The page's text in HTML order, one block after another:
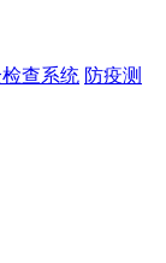
查系统 防疫测